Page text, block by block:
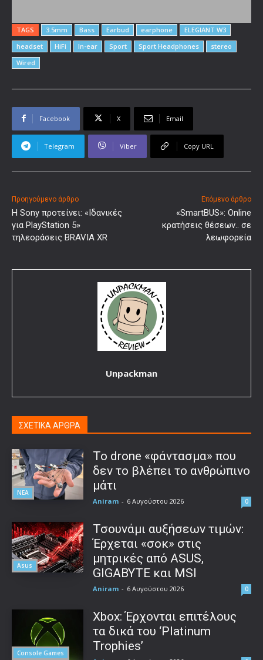
TAGS 3.5mm Bass Earbud earphone
ELEGIANT W3
headset
HiFi In-ear Sport Sport Headphones
stereo
Wired
Facebook X Email
Telegram Viber Copy URL
Προηγούμενο άρθρο
Η Sony προτείνει: «Ιδανικές
για PlayStation 5»
τηλεοράσεις BRAVIA XR
Επόμενο άρθρο
«SmartBUS»: Online
κρατήσεις θέσεων.. σε
λεωφορεία
Unpackman
ΣΧΕΤΙΚΑ ΑΡΘΡΑ
ΝΕΑ
Το drone «φάντασμα» που
δεν το βλέπει το ανθρώπινο
μάτι
Aniram - 6 Αυγούστου 2026 0
Asus
Τσουνάμι αυξήσεων τιμών:
Έρχεται «σοκ» στις
μητρικές από ASUS,
GIGABYTE και MSI
Aniram - 6 Αυγούστου 2026 0
Console Games
Xbox: Έρχονται επιτέλους
τα δικά του ‘Platinum
Trophies’